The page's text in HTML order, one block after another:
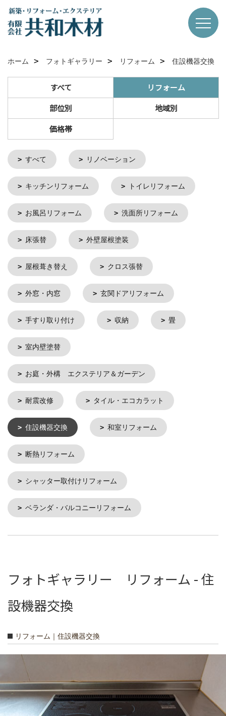
ホーム フォトギャラリー リフォーム 住設機器交換
すべて
リフォーム
部位別
地域別
価格帯
すべて リノベーション
キッチンリフォーム トイレリフォーム
お風呂リフォーム 洗面所リフォーム
床張替 外壁屋根塗装
屋根葺き替え クロス張替
外窓・内窓 玄関ドアリフォーム
手すり取り付け 収納 畳
室内壁塗替
お庭・外構 エクステリア＆ガーデン
耐震改修 タイル・エコカラット
住設機器交換 和室リフォーム
断熱リフォーム
シャッター取付けリフォーム
ベランダ・バルコニーリフォーム
フォトギャラリー リフォーム - 住
設機器交換
リフォーム｜住設機器交換